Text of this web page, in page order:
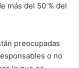
más del 50 % del
preocupadas
o no